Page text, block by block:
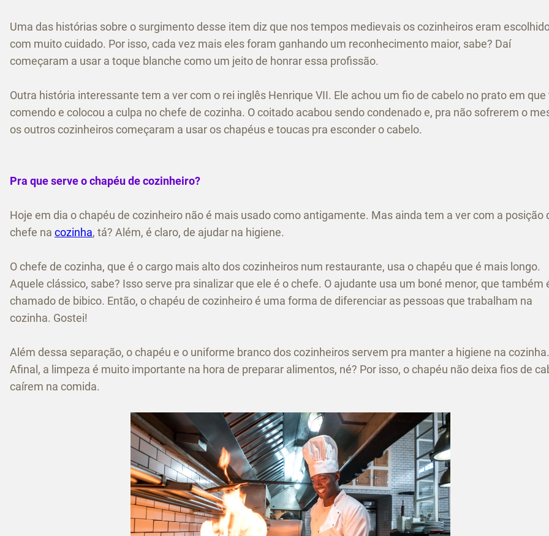
Uma das histórias sobre o surgimento desse item diz que nos tempos medievais os cozinheiros eram
com muito cuidado. Por isso, cada vez mais eles foram ganhando um reconhecimento maior, sabe? Daí
começaram a usar a toque blanche como um jeito de honrar essa profissão.
Outra história interessante tem a ver com o rei inglês Henrique VII. Ele achou um fio de cabelo no prato em que
comendo e colocou a culpa no chefe de cozinha. O coitado acabou sendo condenado e, pra não sofrerem o
os outros cozinheiros começaram a usar os chapéus e toucas pra esconder o cabelo.
Pra que serve o chapéu de cozinheiro?
Hoje em dia o chapéu de cozinheiro não é mais usado como antigamente. Mas ainda tem a ver com a posição
chefe na cozinha, tá? Além, é claro, de ajudar na higiene.
O chefe de cozinha, que é o cargo mais alto dos cozinheiros num restaurante, usa o chapéu que é mais longo.
Aquele clássico, sabe? Isso serve pra sinalizar que ele é o chefe. O ajudante usa um boné menor, que também
chamado de bibico. Então, o chapéu de cozinheiro é uma forma de diferenciar as pessoas que trabalham na
cozinha. Gostei!
Além dessa separação, o chapéu e o uniforme branco dos cozinheiros servem pra manter a higiene na cozinha.
Afinal, a limpeza é muito importante na hora de preparar alimentos, né? Por isso, o chapéu não deixa fios de
caírem na comida.